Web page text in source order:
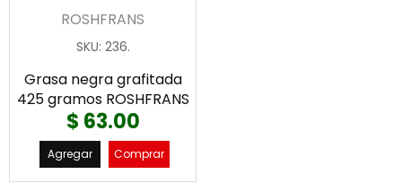
ROSHFRANS
SKU: 236.
Grasa negra grafitada
425 gramos ROSHFRANS
$ 63.00
Agregar Comprar